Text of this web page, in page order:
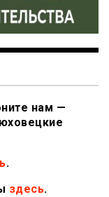
нам —
.
здесь.